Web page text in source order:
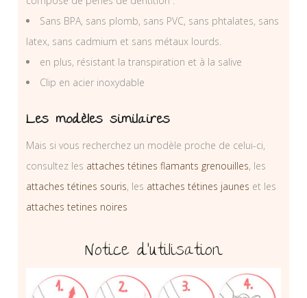
Sans BPA, sans plomb, sans PVC, sans phtalates, sans
latex, sans cadmium et sans métaux lourds.
en plus, résistant la transpiration et à la salive
Clip en acier inoxydable
Les modèles similaires
Mais si vous recherchez un modèle proche de celui-ci,
consultez les attaches tétines flamants grenouilles, les
attaches tétines souris, les attaches tétines jaunes et les
attaches tetines noires
Notice d’utilisation